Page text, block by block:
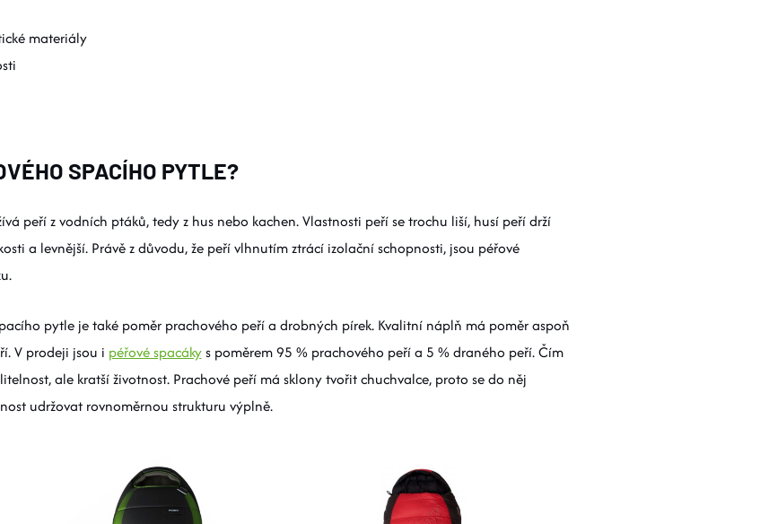
materiály
SPACÍHO PYTLE?
peří z vodních ptáků, tedy z hus nebo kachen. Vlastnosti peří se trochu liší, husí peří drží
a levnější. Právě z důvodu, že peří vlhnutím ztrácí izolační schopnosti, jsou péřové
pytle je také poměr prachového peří a drobných pírek. Kvalitní náplň má poměr aspoň
V prodeji jsou i péřové spacákys poměrem 95 % prachového peří a 5 % draného peří. Čím
ale kratší životnost. Prachové peří má sklony tvořit chuchvalce, proto se do něj
udržovat rovnoměrnou strukturu výplně.